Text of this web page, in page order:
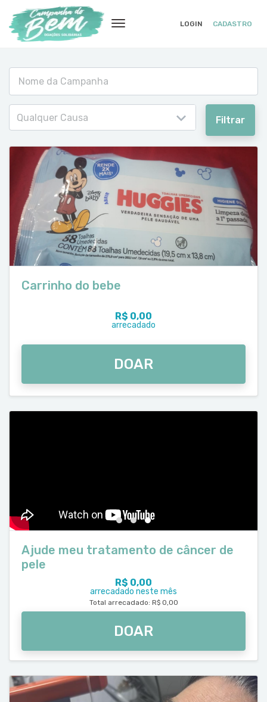
LOGIN CADASTRO
Qualquer Causa Filtrar
Carrinho do bebe
R$ 0,00
arrecadado
DOAR
Ajude meu tratamento de câncer de
pele
R$ 0,00
arrecadado neste mês
Total arrecadado: R$ 0,00
DOAR